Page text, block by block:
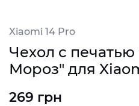
Xiaomi 14 Pro
Чехол с
Мороз" для
269 грн